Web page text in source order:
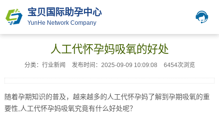
宝贝国际助孕中心
YunHe Network Company
人工代怀孕妈吸氧的好处
分类：行业新闻 发布时间：2025-09-09 10:09:08 6454次浏览
随着孕期知识的普及，越来越多的人工代怀孕妈了解到孕期吸氧的重
要性,人工代怀孕妈吸氧究竟有什么好处呢？